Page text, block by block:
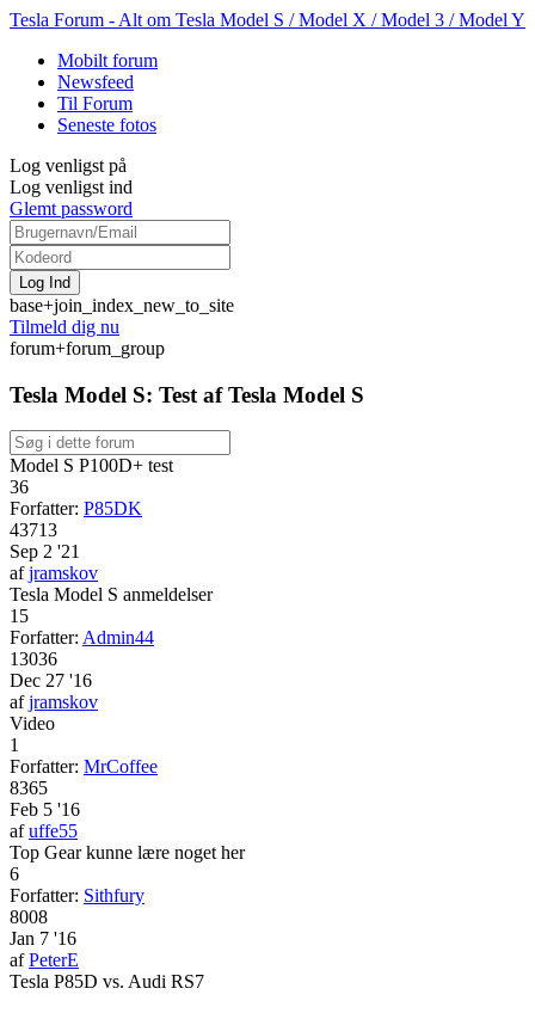
Tesla Forum - Alt om Tesla Model S / Model X / Model 3 / Model Y
Mobilt forum
Newsfeed
Til Forum
Seneste fotos
Log venligst på
Log venligst ind
Glemt password
base+join_index_new_to_site
Tilmeld dig nu
forum+forum_group
Tesla Model S: Test af Tesla Model S
Model S P100D+ test
36
Forfatter: P85DK
43713
Sep 2 '21
afjramskov
Tesla Model S anmeldelser
15
Forfatter: Admin44
13036
Dec 27 '16
afjramskov
Video
1
Forfatter: MrCoffee
8365
Feb 5 '16
afuffe55
Top Gear kunne lære noget her
6
Forfatter: Sithfury
8008
Jan 7 '16
afPeterE
Tesla P85D vs. Audi RS7